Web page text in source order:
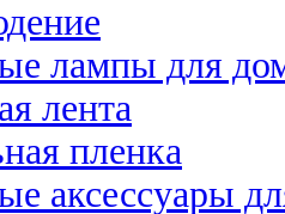
лампы для
лента
пленка
аксессуары